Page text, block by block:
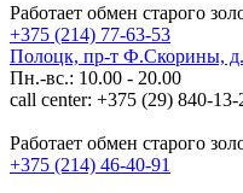
Работает обмен старого
+375 (214) 77-63-53
Полоцк, пр-т Ф.Скорины,
Пн.-вс.: 10.00 - 20.00
call center: +375 (29) 840-13-
Работает обмен старого
+375 (214) 46-40-91